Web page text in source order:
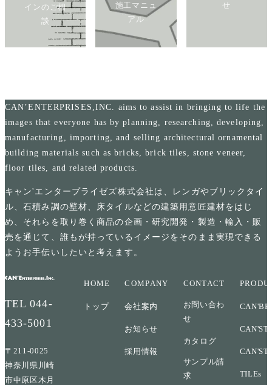
インのご相
談
施工マニュ
アル
せ
CAN’ENTERPRISES,INC. aims to assist in bringing to life the
images that everyone has by planning, researching, developing,
manufacturing, importing, and selling architectural ornamental
building materials such as bricks, brick tiles, stone veneer,
floor tiles, and related products.
キャン'エンタープライゼズ株式会社は、レンガやブリックタイ
ル、石積み調の壁材、床タイルなどの建築用意匠建材をはじ
め、それらを取り巻く商品の企画・研究開発・製造・輸入・販
売を通じて、誰もが持っているイメージをそのまま実現できる
ようお手伝いしたいと考えます。
TEL044-
433-5001
〒211-0025
神奈川県川崎
市中原区木月
HOME
トップ
COMPANY
会社案内
お知らせ
採用情報
CONTACT
お問い合わ
せ
カタログ
サンプル請
求
TILEs